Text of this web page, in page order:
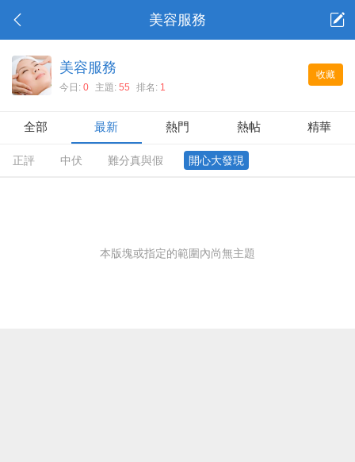
美容服務
收藏
美容服務
今日: 0 主題: 55 排名: 1
全部 最新 熱門 熱帖 精華
正評 中伏 難分真與假 開心大發現
本版塊或指定的範圍內尚無主題